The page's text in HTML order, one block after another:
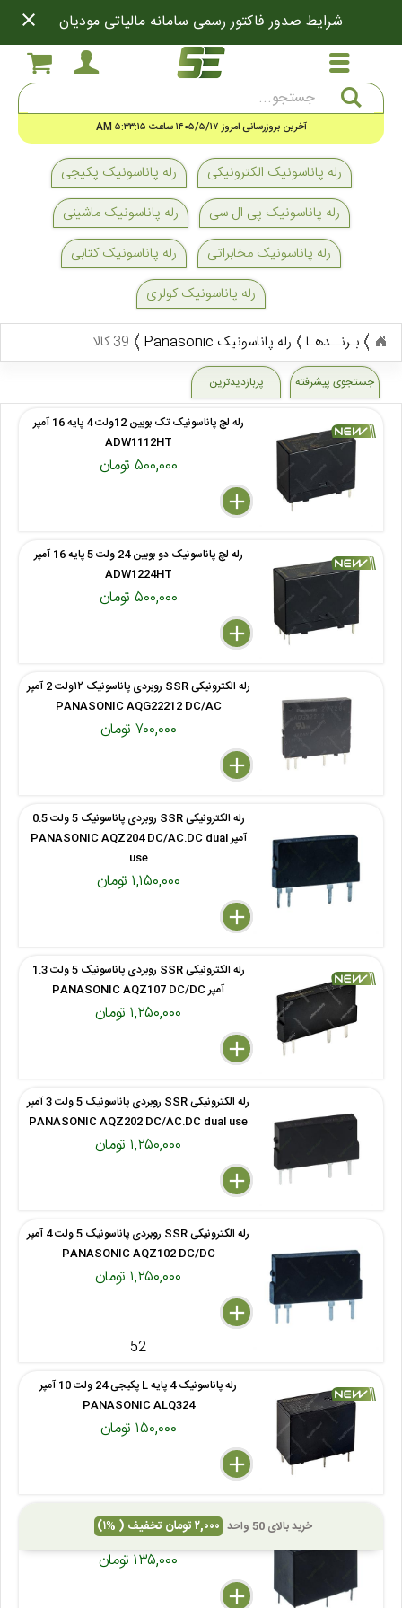
شرایط صدور فاکتور رسمی سامانه مالیاتی مودیان close
آخرین بروزرسانی امروز ۱۴۰۵/۵/۱۷ ساعت ۵:۳۳:۱۵ AM
رله پاناسونیک الکترونیکی
رله پاناسونیک پکیجی
رله پاناسونیک پی ال سی
رله پاناسونیک ماشینی
رله پاناسونیک مخابراتی
رله پاناسونیک کتابی
رله پاناسونیک کولری
بـرنــدهـا رله پاناسونیک Panasonic 39 کالا
جستجوی پیشرفته پربازدیدترین
رله لچ پاناسونیک تک بوبین 12ولت 4 پایه 16 آمپر
ADW1112HT
۵۰۰,۰۰۰ تومان
delete
remove
add
رله لچ پاناسونیک دو بوبین 24 ولت 5 پایه 16 آمپر
ADW1224HT
۵۰۰,۰۰۰ تومان
delete
remove
add
رله الکترونیکی SSR روبردی پاناسونیک ۱۲ولت 2 آمپر
PANASONIC AQG22212 DC/AC
۷۰۰,۰۰۰ تومان
delete
remove
add
رله الکترونیکی SSR روبردی پاناسونیک 5 ولت 0.5
آمپر PANASONIC AQZ204 DC/AC.DC dual
use
۱,۱۵۰,۰۰۰ تومان
delete
remove
add
رله الکترونیکی SSR روبردی پاناسونیک 5 ولت 1.3
آمپر PANASONIC AQZ107 DC/DC
۱,۲۵۰,۰۰۰ تومان
delete
remove
add
رله الکترونیکی SSR روبردی پاناسونیک 5 ولت 3 آمپر
PANASONIC AQZ202 DC/AC.DC dual use
۱,۲۵۰,۰۰۰ تومان
delete
remove
add
رله الکترونیکی SSR روبردی پاناسونیک 5 ولت 4 آمپر
PANASONIC AQZ102 DC/DC
۱,۲۵۰,۰۰۰ تومان
delete
remove
add
52
رله پاناسونیک 4 پایه L پکیجی 24 ولت 10 آمپر
PANASONIC ALQ324
۱۵۰,۰۰۰ تومان
delete
remove
add
PANASONIC ALQ112
خرید بالای 50 واحد ۲,۰۰۰ تومان تخفیف ( %۱)
۱۳۵,۰۰۰ تومان
delete
remove
add